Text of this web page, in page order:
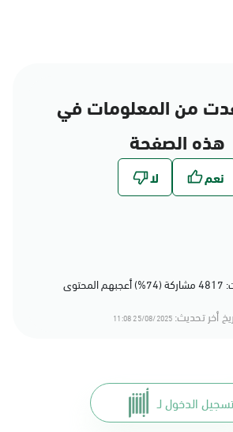
من المعلومات في
هذه الصفحة
أخر تحديث: 25/08/2025 11:08
تسجيل الدخول لـ